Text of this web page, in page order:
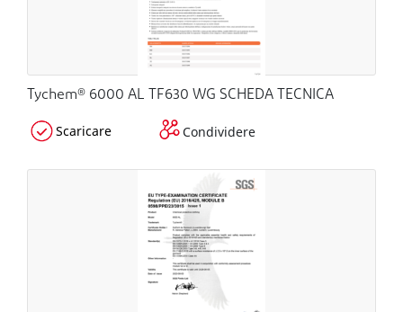
Tychem® 6000 AL TF630 WG SCHEDA TECNICA
Scaricare Condividere